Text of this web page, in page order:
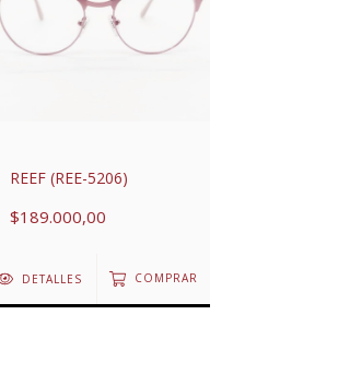
REEF (REE-5206)
$189.000,00
DETALLES COMPRAR